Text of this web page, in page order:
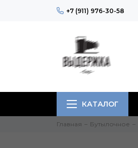
+7 (911) 976-30-58
КАТАЛОГ
Главная Бутылочное